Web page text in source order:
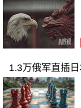
1.3万俄军直插